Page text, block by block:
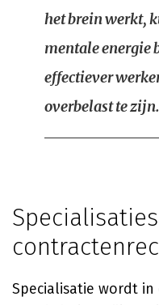
het brein werkt,
mentale energie
effectiever
overbelast te zijn.
Specialisatie wordt